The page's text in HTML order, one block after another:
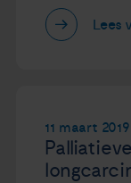
Lees
11 maart 2019